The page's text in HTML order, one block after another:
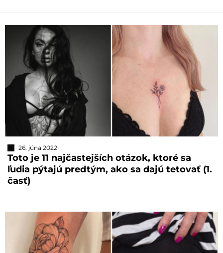
26. júna 2022
Toto je 11 najčastejších otázok, ktoré sa
ľudia pýtajú predtým, ako sa dajú tetovať (1.
časť)